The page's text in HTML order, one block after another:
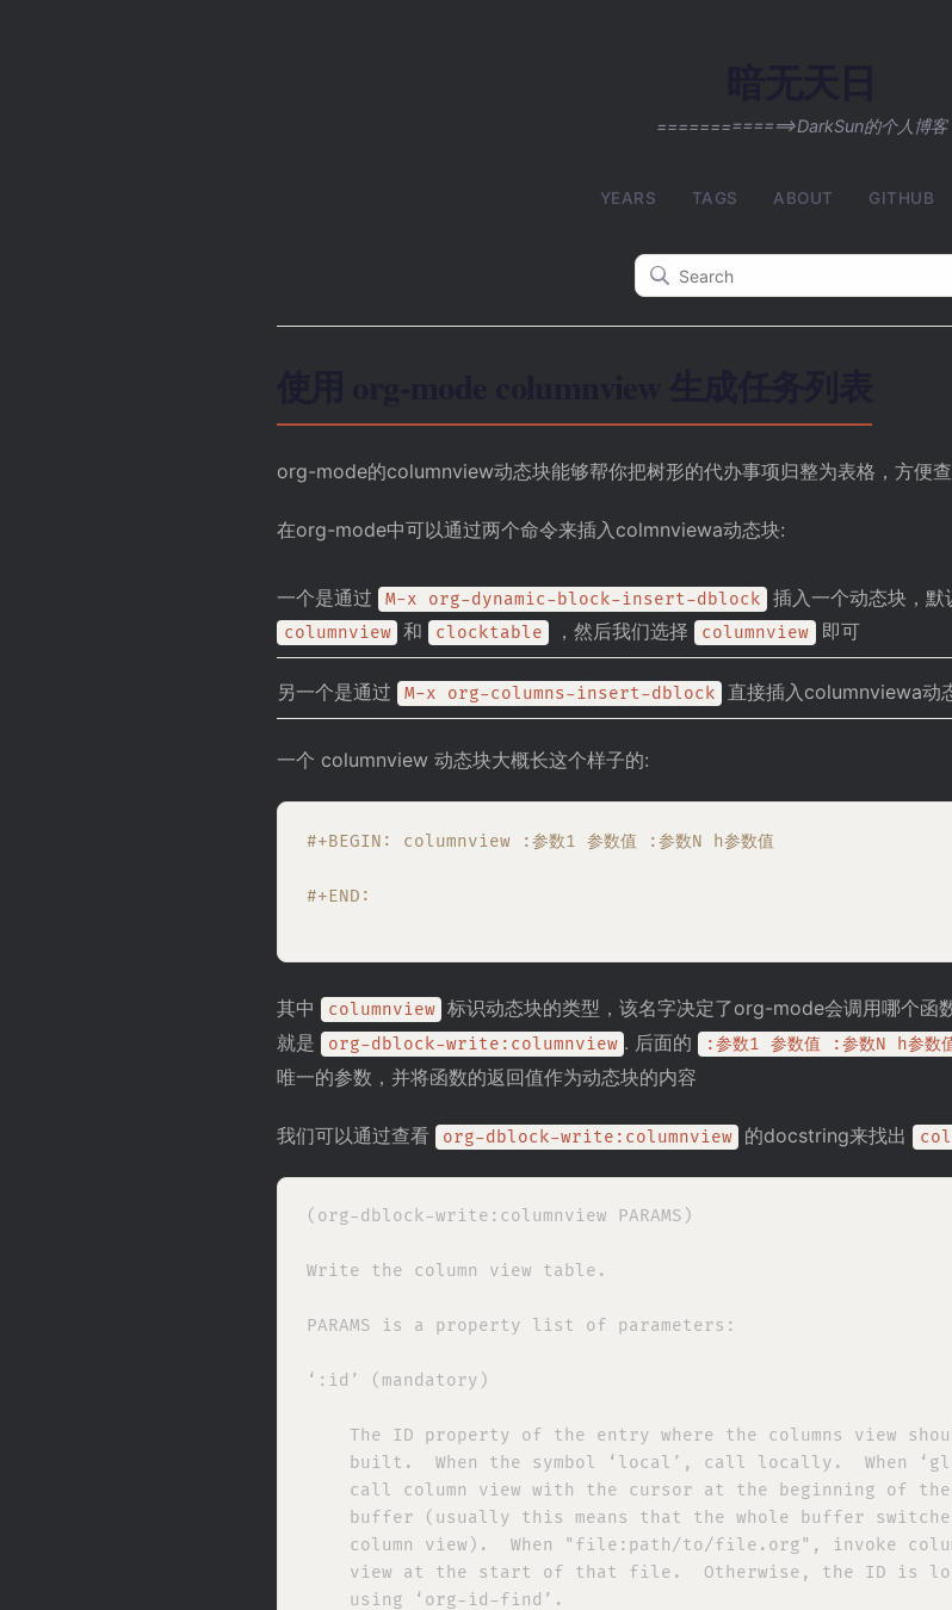
=============>DarkSun的个人博客
YEARS TAGS ABOUT GITHUB
org-mode的columnview动态块能够帮你把树形的代办事项归整为表格，方便
在org-mode中可以通过两个命令来插入colmnviewa动态块:
一个是通过 M-x org-dynamic-block-insert-dblock 插入一个动态块，
columnview 和 clocktable ，然后我们选择 columnview 即可
另一个是通过 M-x org-columns-insert-dblock 直接插入columnviewa动
一个 columnview 动态块大概长这个样子的:
#+BEGIN: columnview :参数1 参数值 :参数N h参数值
#+END:
其中 columnview
标识动态块的类型，该名字决定了org-mode会调用哪个函
就是
org-dblock-write:columnview . 后面的 :参数1 参数值 :参数N h参数
唯一的参数，并将函数的返回值作为动态块的内容
我们可以通过查看 org-dblock-write:columnview 的docstring来找出
(org-dblock-write:columnview PARAMS)
Write the column view table.
PARAMS is a property list of parameters:
‘:id’ (mandatory)
The ID property of the entry where the columns view
built.  When the symbol ‘local’, call locally.  When
    call column view with the cursor at the beginning of the
buffer (usually this means that the whole buffer
column view).  When "file:path/to/file.org", invoke
view at the start of that file.  Otherwise, the ID is
    using ‘org-id-find’.